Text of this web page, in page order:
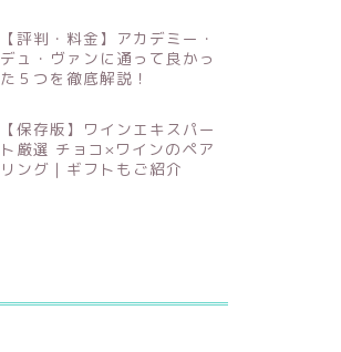
【評判・料金】アカデミー・
デュ・ヴァンに通って良かっ
た５つを徹底解説！
【保存版】ワインエキスパー
ト厳選 チョコ×ワインのペア
リング｜ギフトもご紹介